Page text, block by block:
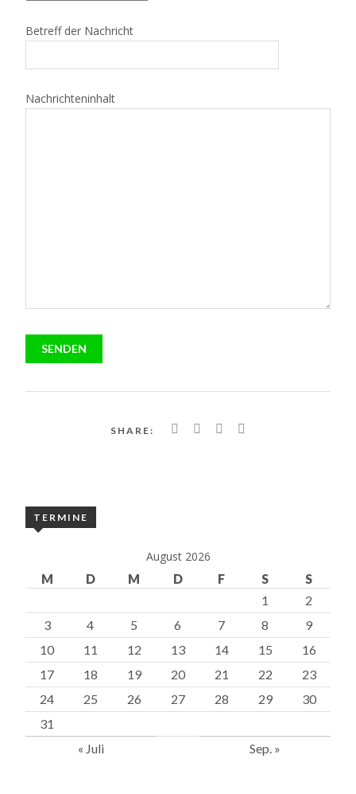
Betreff der Nachricht
Nachrichteninhalt
SHARE:
TERMINE
August 2026
M
D M D F S
S
1
2
3
4 5 6 7 8
9
10
11 12 13 14 15
16
17
18 19 20 21 22
23
24
25 26 27 28 29
30
31
« Juli
Sep. »